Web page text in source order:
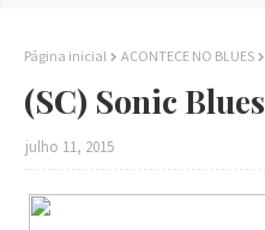
Página inicial ACONTECE NO BLUES
(SC) Sonic Blues
julho 11, 2015